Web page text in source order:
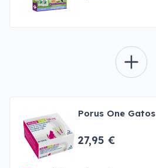
Porus One Gatos
27,95 €